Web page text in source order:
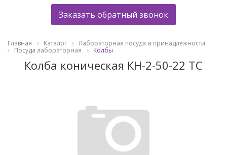
Заказать обратный звонок
Главная Каталог
Лабораторная посуда и принадлежности
Посуда лабораторная
Колбы
Колба коническая КН-2-50-22 ТС